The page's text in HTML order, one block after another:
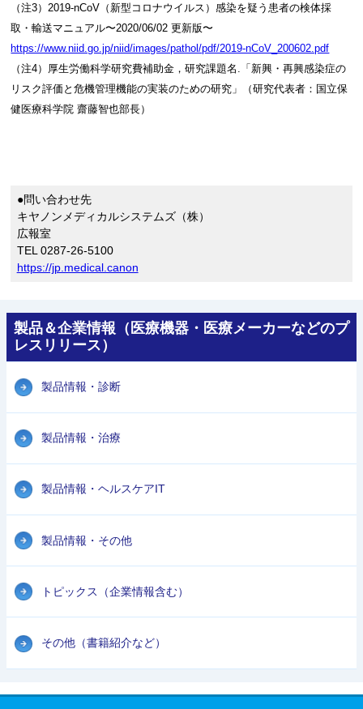
（注3）2019-nCoV（新型コロナウイルス）感染を疑う患者の検体採
取・輸送マニュアル〜2020/06/02 更新版〜
https://www.niid.go.jp/niid/images/pathol/pdf/2019-nCoV_200602.pdf
（注4）厚生労働科学研究費補助金，研究課題名.「新興・再興感染症の
リスク評価と危機管理機能の実装のための研究」（研究代表者：国立保
健医療科学院 齋藤智也部長）
●問い合わせ先
キヤノンメディカルシステムズ（株）
広報室
TEL 0287-26-5100
https://jp.medical.canon
製品＆企業情報（医療機器・医療メーカーなどのプ
レスリリース）
製品情報・診断
製品情報・治療
製品情報・ヘルスケアIT
製品情報・その他
トピックス（企業情報含む）
その他（書籍紹介など）